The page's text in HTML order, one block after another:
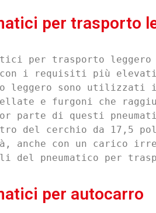
per trasporto
per trasporto
i requisiti più elevati
leggero sono utilizzati
e furgoni che
parte di questi
del cerchio da 17,5
anche con un carico
del pneumatico per
per autocarro